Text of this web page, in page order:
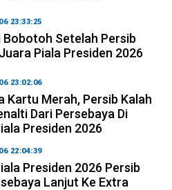
23:33:25
Bobotoh Setelah Persib
Piala Presiden 2026
23:02:06
Kartu Merah, Persib Kalah
Dari Persebaya Di
Presiden 2026
22:04:39
Presiden 2026 Persib
Lanjut Ke Extra